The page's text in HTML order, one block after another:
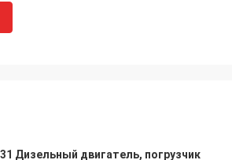
Дизельный двигатель, погрузчик